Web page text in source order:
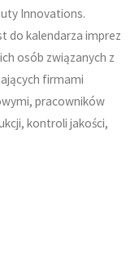
Innovations.
do kalendarza imprez
osób związanych z
firmami
pracowników
kontroli jakości,